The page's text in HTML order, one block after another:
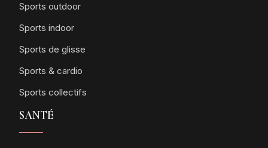
Sports outdoor
Sports indoor
Sports de glisse
Sports & cardio
Sports collectifs
SANTÉ